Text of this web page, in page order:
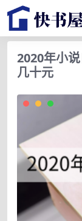
2020年小
几十元